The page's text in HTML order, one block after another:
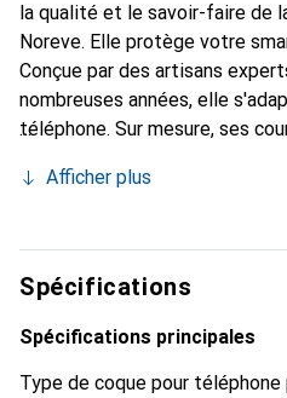
la qualité et le savoir-faire de
Noreve. Elle protège votre
Conçue par des artisans
nombreuses années, elle
téléphone. Sur mesure, ses
et indispensable de votre
marque Noreve est un choix
exigeante.
Afficher plus
Spécifications
Spécifications principales
Type de coque pour